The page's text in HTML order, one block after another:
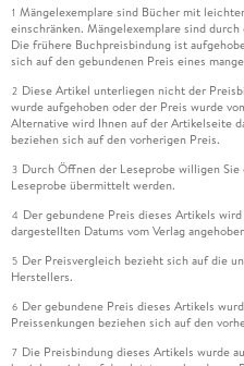
1 Mängelexemplare sind Bücher mit
einschränken. Mängelexemplare sind
Die frühere Buchpreisbindung ist
sich auf den gebundenen Preis eines
2 Diese Artikel unterliegen nicht der
wurde aufgehoben oder der Preis wurde
Alternative wird Ihnen auf der Artikelseite
beziehen sich auf den vorherigen Preis.
3 Durch Öffnen der Leseprobe willigen
Leseprobe übermittelt werden.
4 Der gebundene Preis dieses Artikels
dargestellten Datums vom Verlag
5 Der Preisvergleich bezieht sich auf die
Herstellers.
6 Der gebundene Preis dieses Artikels
Preissenkungen beziehen sich auf den
7 Die Preisbindung dieses Artikels wurde